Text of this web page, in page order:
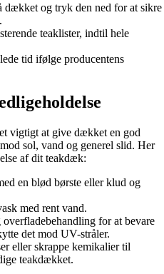
dækket og tryk den ned for at sikre
teaklister, indtil hele
tid ifølge producentens
vigtigt at give dækket en god
sol, vand og generel slid. Her
af dit teakdæk:
en blød børste eller klud og
med rent vand.
for at bevare
det mod UV-stråler.
eller skrappe kemikalier til
teakdækket.